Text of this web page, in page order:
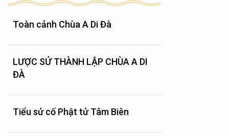
Toàn cảnh Chùa A Di Đà
LƯỢC SỬ THÀNH LẬP CHÙA A DI
ĐÀ
Tiểu sử cố Phật tử Tâm Biên